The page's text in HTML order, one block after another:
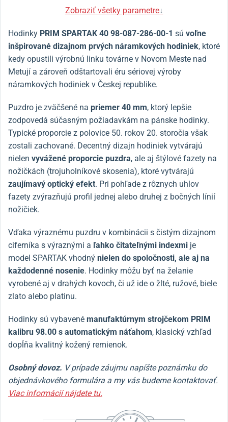
Zobraziť všetky parametre↓
Hodinky PRIM SPARTAK 40 98-087-286-00-1 sú voľne
inšpirované dizajnom prvých náramkových hodiniek, ktoré
kedy opustili výrobnú linku továrne v Novom Meste nad
Metují a zároveň odštartovali éru sériovej výroby
náramkových hodiniek v Českej republike.
Puzdro je zväčšené na priemer 40 mm, ktorý lepšie
zodpovedá súčasným požiadavkám na pánske hodinky.
Typické proporcie z polovice 50. rokov 20. storočia však
zostali zachované. Decentný dizajn hodiniek vytvárajú
nielen vyvážené proporcie puzdra, ale aj štýlové fazety na
nožičkách (trojuholníkové skosenia), ktoré vytvárajú
zaujímavý optický efekt. Pri pohľade z rôznych uhlov
fazety zvýrazňujú profil jednej alebo druhej z bočných línií
nožičiek.
Vďaka výraznému puzdru v kombinácii s čistým dizajnom
ciferníka s výraznými a ľahko čitateľnými indexmi je
model SPARTAK vhodný nielen do spoločnosti, ale aj na
každodenné nosenie. Hodinky môžu byť na želanie
vyrobené aj v drahých kovoch, či už ide o žlté, ružové, biele
zlato alebo platinu.
Hodinky sú vybavené manufaktúrnym strojčekom PRIM
kalibru 98.00 s automatickým náťahom, klasický vzhľad
dopĺňa kvalitný kožený remienok.
Osobný dovoz. V prípade záujmu napíšte poznámku do
objednávkového formulára a my vás budeme kontaktovať.
Viac informácií nájdete tu.